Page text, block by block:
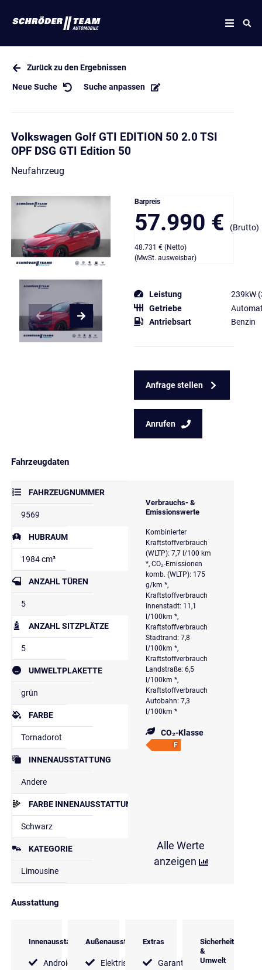
Zurück zu den Ergebnissen
Neue Suche Suche anpassen
Volkswagen Golf GTI EDITION 50 2.0 TSI
OPF DSG GTI Edition 50
Neufahrzeug
Barpreis
57.990 € (Brutto)
48.731 € (Netto)
(MwSt. ausweisbar)
Leistung
239kW
Getriebe
Antriebsart
Benzin
Anfrage stellen
Anrufen
Fahrzeugdaten
FAHRZEUGNUMMER
9569
HUBRAUM
1984 cm³
ANZAHL TÜREN
5
ANZAHL SITZPLÄTZE
5
UMWELTPLAKETTE
grün
FARBE
Tornadorot
INNENAUSSTATTUNG
Andere
FARBE INNENAUSSTATTUNG
Schwarz
KATEGORIE
Limousine
Verbrauchs- &
Emissionswerte
Kombinierter
Kraftstoffverbrauch
(WLTP): 7,7 l/100 km
*, CO₂-Emissionen
komb. (WLTP): 175
g/km *,
Kraftstoffverbrauch
Innenstadt: 11,1
l/100km *,
Kraftstoffverbrauch
Stadtrand: 7,8
l/100km *,
Kraftstoffverbrauch
Landstraße: 6,5
l/100km *,
Kraftstoffverbrauch
Autobahn: 7,3
l/100km *
CO₂-Klasse
F
Alle Werte
anzeigen
Ausstattung
Innenausstattung
Android
Außenausstattung
Elektrische
Extras
Garantie
Sicherheit
&
Umwelt